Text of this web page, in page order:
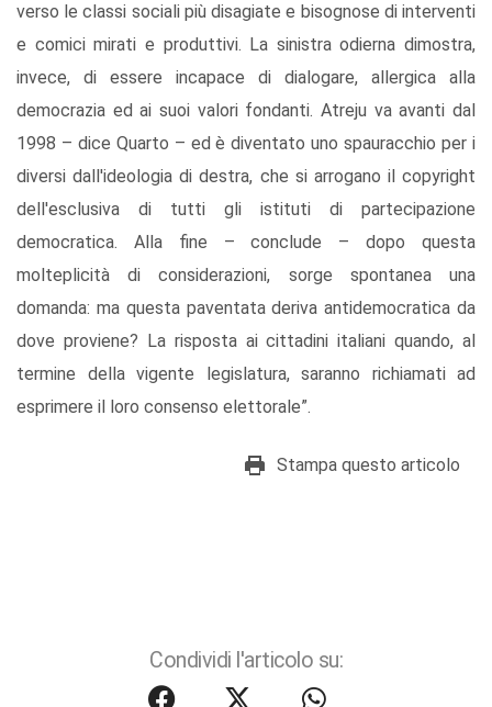
verso le classi sociali più disagiate e bisognose di interventi
e comici mirati e produttivi. La sinistra odierna dimostra,
invece, di essere incapace di dialogare, allergica alla
democrazia ed ai suoi valori fondanti. Atreju va avanti dal
1998 – dice Quarto – ed è diventato uno spauracchio per i
diversi dall'ideologia di destra, che si arrogano il copyright
dell'esclusiva di tutti gli istituti di partecipazione
democratica. Alla fine – conclude – dopo questa
molteplicità di considerazioni, sorge spontanea una
domanda: ma questa paventata deriva antidemocratica da
dove proviene? La risposta ai cittadini italiani quando, al
termine della vigente legislatura, saranno richiamati ad
esprimere il loro consenso elettorale”.
Stampa questo articolo
Condividi l'articolo su: